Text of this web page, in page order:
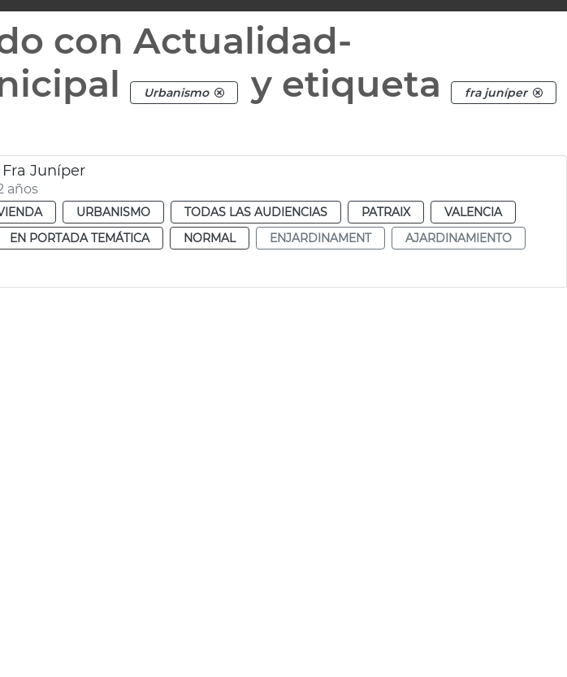
con Actualidad-
Urbanismo y etiqueta fra juníper
Juníper
años
URBANISMO TODAS LAS AUDIENCIAS PATRAIX
VALENCIA
EN PORTADA TEMÁTICA NORMAL ENJARDINAMENT
AJARDINAMIENTO